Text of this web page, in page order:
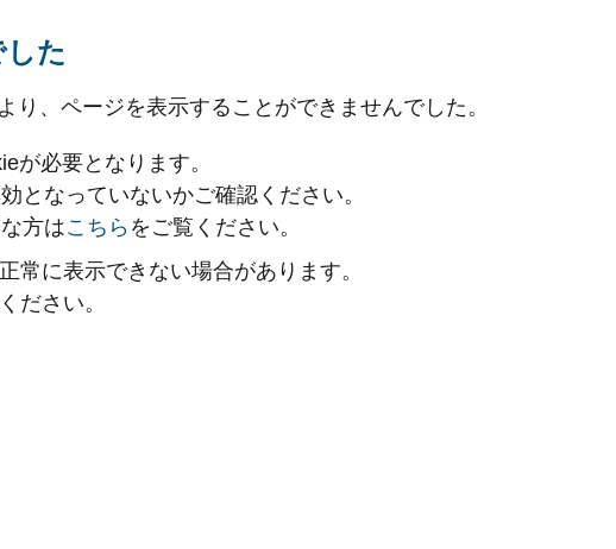
た
り、ページを表示することができませんでした。
が必要となります。
となっていないかご確認ください。
方はこちら をご覧ください。
常に表示できない場合があります。
ださい。